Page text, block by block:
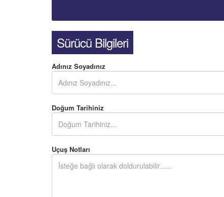
Sürücü Bilgileri
Adınız Soyadınız
Doğum Tarihiniz
Uçuş Notları